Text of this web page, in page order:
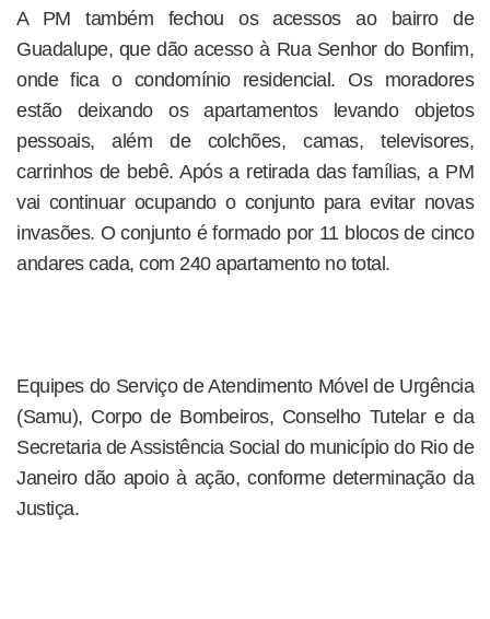
A PM também fechou os acessos ao bairro de
Guadalupe, que dão acesso à Rua Senhor do Bonfim,
onde fica o condomínio residencial. Os moradores
estão deixando os apartamentos levando objetos
pessoais, além de colchões, camas, televisores,
carrinhos de bebê. Após a retirada das famílias, a PM
vai continuar ocupando o conjunto para evitar novas
invasões. O conjunto é formado por 11 blocos de cinco
andares cada, com 240 apartamento no total.
Equipes do Serviço de Atendimento Móvel de Urgência
(Samu), Corpo de Bombeiros, Conselho Tutelar e da
Secretaria de Assistência Social do município do Rio de
Janeiro dão apoio à ação, conforme determinação da
Justiça.